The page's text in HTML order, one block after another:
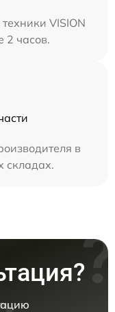
VISION
2 часов.
в
складах.